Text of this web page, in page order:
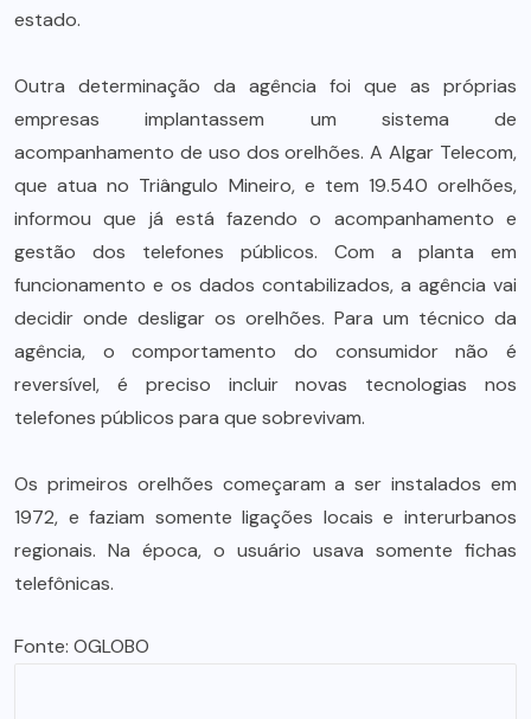
estado.
Outra determinação da agência foi que as próprias
empresas implantassem um sistema de
acompanhamento de uso dos orelhões. A Algar Telecom,
que atua no Triângulo Mineiro, e tem 19.540 orelhões,
informou que já está fazendo o acompanhamento e
gestão dos telefones públicos. Com a planta em
funcionamento e os dados contabilizados, a agência vai
decidir onde desligar os orelhões. Para um técnico da
agência, o comportamento do consumidor não é
reversível, é preciso incluir novas tecnologias nos
telefones públicos para que sobrevivam.
Os primeiros orelhões começaram a ser instalados em
1972, e faziam somente ligações locais e interurbanos
regionais. Na época, o usuário usava somente fichas
telefônicas.
Fonte: OGLOBO